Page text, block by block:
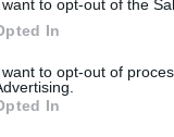
want to opt-out of the
In
want to opt-out of
In